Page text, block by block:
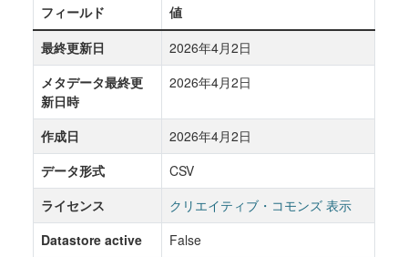
フィールド
値
最終更新日
2026年4月2日
メタデータ最終更
新日時
2026年4月2日
作成日
2026年4月2日
データ形式
CSV
ライセンス
クリエイティブ・コモンズ 表示
Datastore active
False